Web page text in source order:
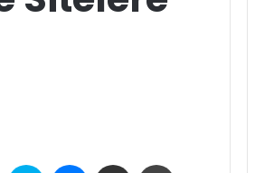
Pocket Skype MessengerE-Posta ile paylaş